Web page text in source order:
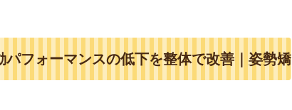
パフォーマンスの低下を整体で改善｜姿勢矯